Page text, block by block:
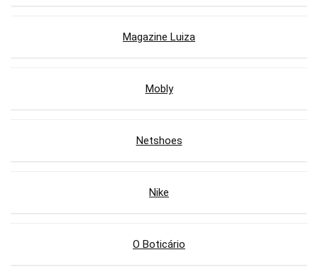
Magazine Luiza
Mobly
Netshoes
Nike
O Boticário